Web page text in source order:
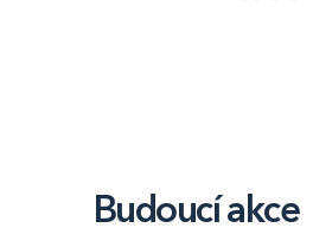
Budoucí akce